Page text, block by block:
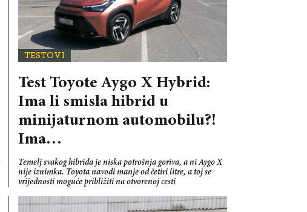
TESTOVI
Test Toyote Aygo X Hybrid:
Ima li smisla hibrid u
minijaturnom automobilu?!
Ima…
Temelj svakog hibrida je niska potrošnja goriva, a ni Aygo X
nije iznimka. Toyota navodi manje od četiri litre, a toj se
vrijednosti moguće približiti na otvorenoj cesti